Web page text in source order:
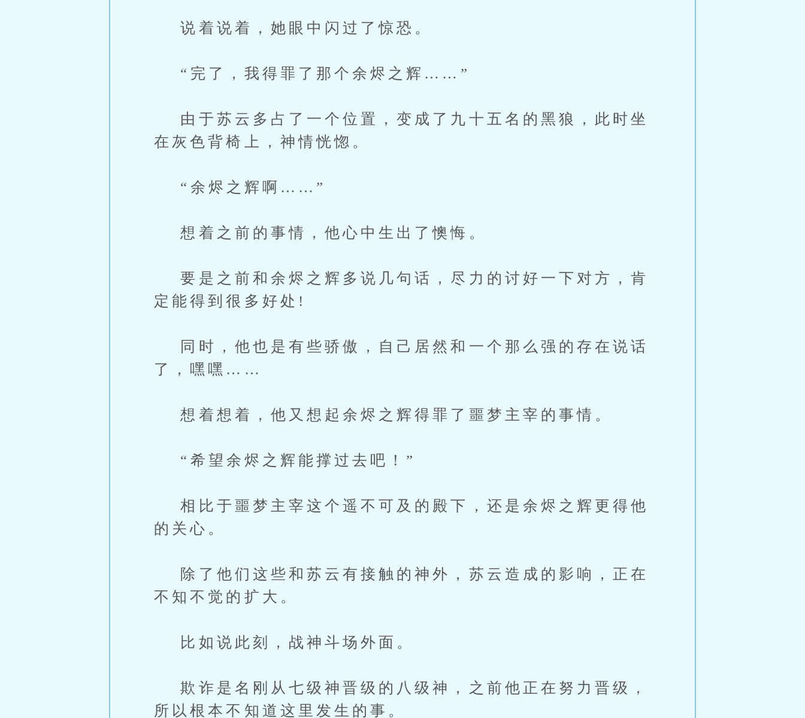
说着说着，她眼中闪过了惊恐。
“完了，我得罪了那个余烬之辉……”
由于苏云多占了一个位置，变成了九十五名的黑狼，此时坐
在灰色背椅上，神情恍惚。
“余烬之辉啊……”
想着之前的事情，他心中生出了懊悔。
要是之前和余烬之辉多说几句话，尽力的讨好一下对方，肯
定能得到很多好处!
同时，他也是有些骄傲，自己居然和一个那么强的存在说话
了，嘿嘿……
想着想着，他又想起余烬之辉得罪了噩梦主宰的事情。
“希望余烬之辉能撑过去吧！”
相比于噩梦主宰这个遥不可及的殿下，还是余烬之辉更得他
的关心。
除了他们这些和苏云有接触的神外，苏云造成的影响，正在
不知不觉的扩大。
比如说此刻，战神斗场外面。
欺诈是名刚从七级神晋级的八级神，之前他正在努力晋级，
所以根本不知道这里发生的事。